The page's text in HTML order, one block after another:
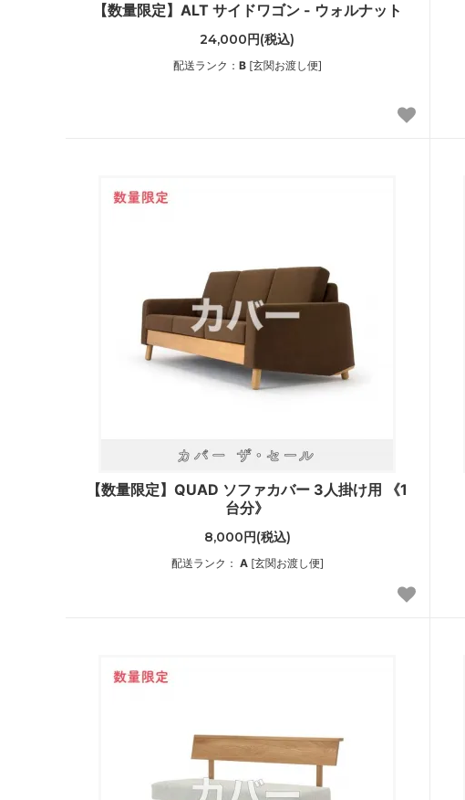
【数量限定】ALT サイドワゴン - ウォルナット
24,000円(税込)
配送ランク： B[玄関お渡し便]
【数量限定】QUAD ソファカバー 3人掛け用 《1
台分》
8,000円(税込)
配送ランク： A[玄関お渡し便]